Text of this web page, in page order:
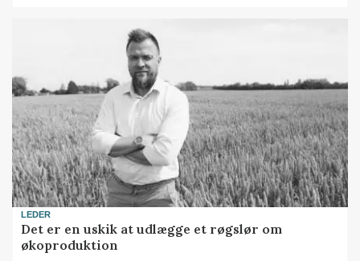
LEDER
Det er en uskik at udlægge et røgslør om
økoproduktion